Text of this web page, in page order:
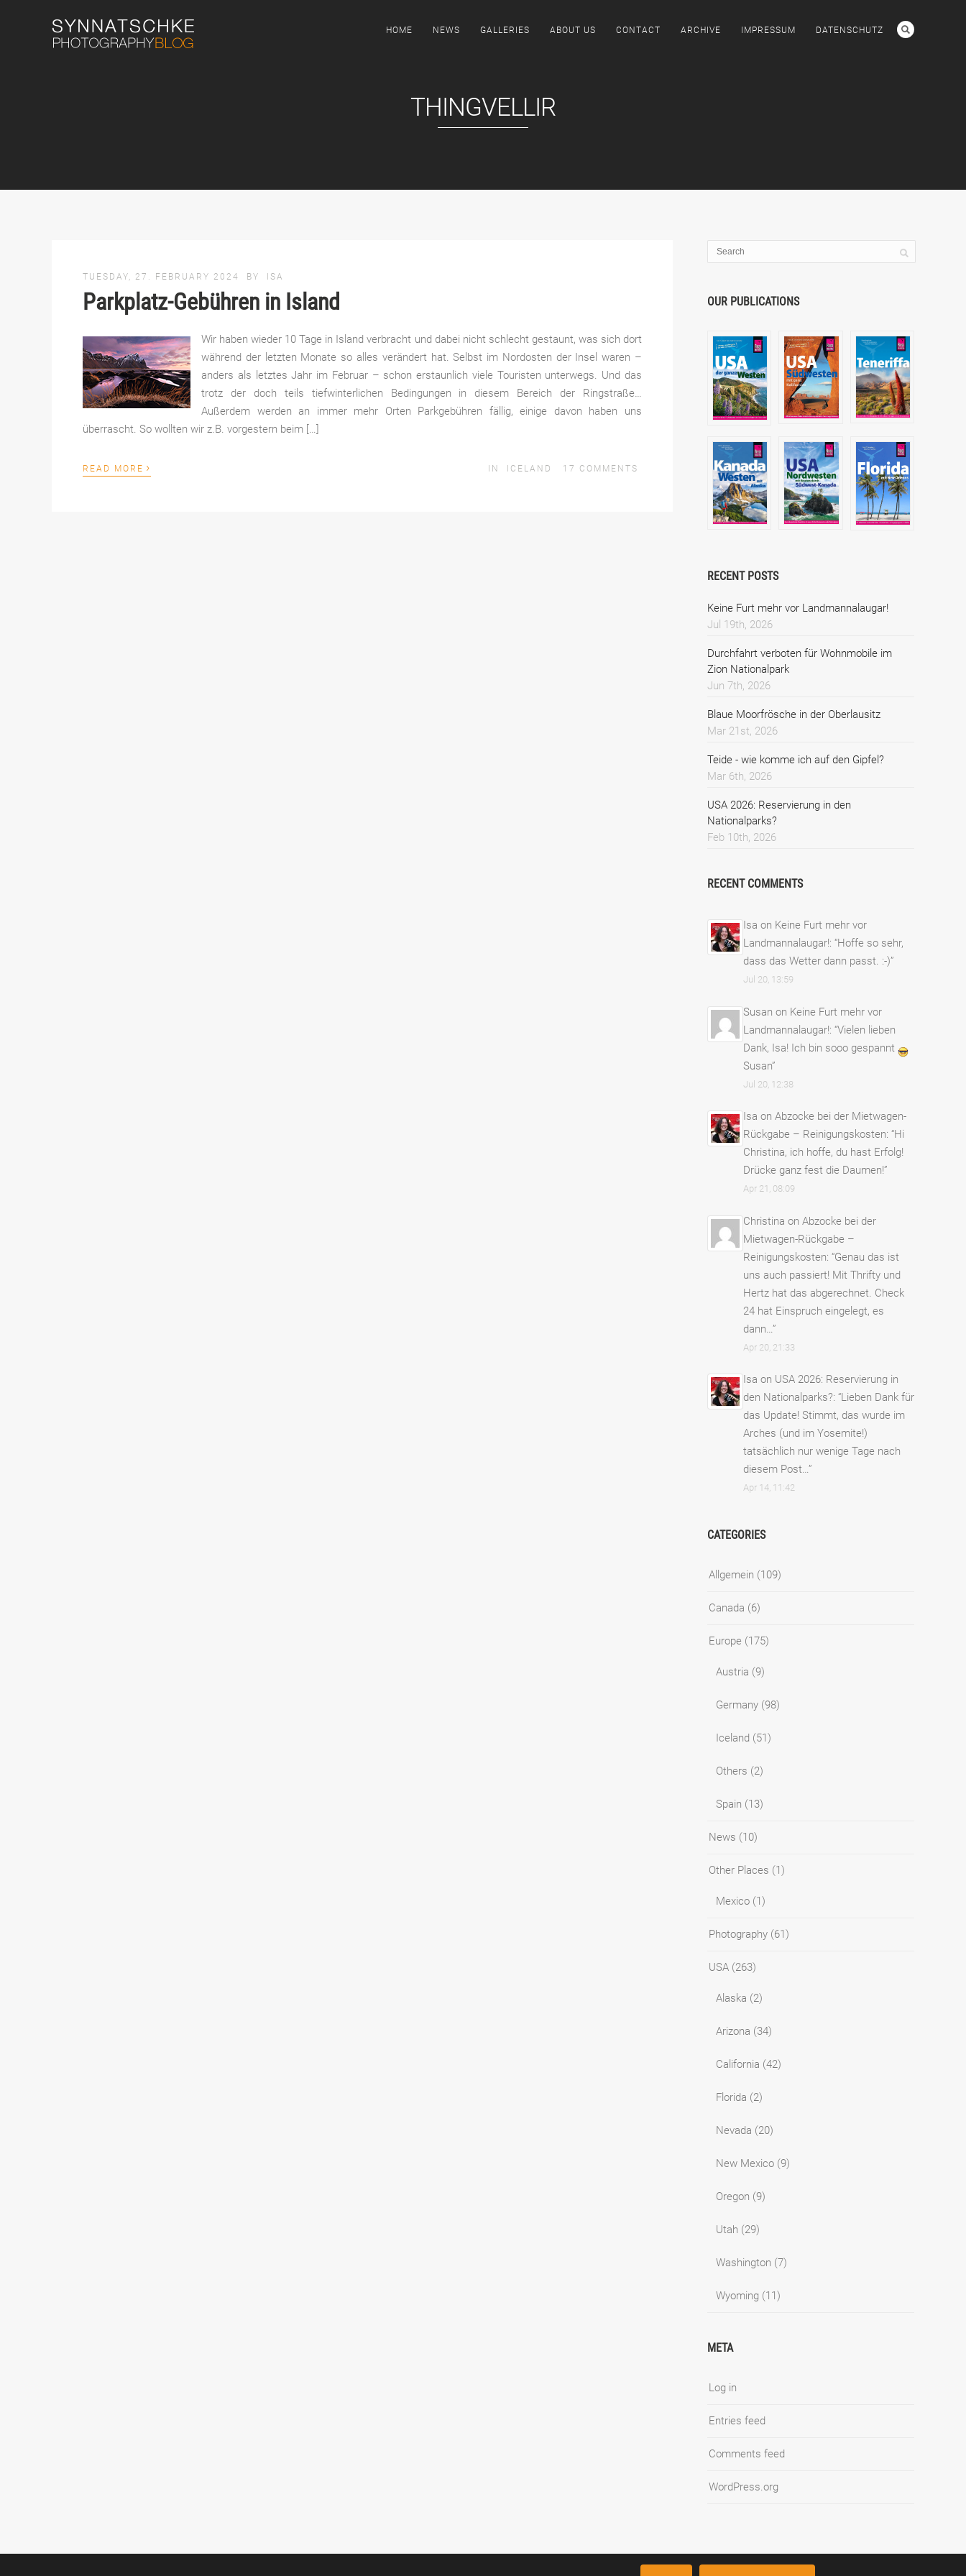
HOME NEWS GALLERIES ABOUT US CONTACT ARCHIVE IMPRESSUM DATENSCHUTZ
THINGVELLIR
TUESDAY, 27. FEBRUARY 2024 BY ISA
Parkplatz-Gebühren in Island
Wir haben wieder 10 Tage in Island verbracht und dabei nicht schlecht gestaunt, was sich dort
während der letzten Monate so alles verändert hat. Selbst im Nordosten der Insel waren –
anders als letztes Jahr im Februar – schon erstaunlich viele Touristen unterwegs. Und das
trotz der doch teils tiefwinterlichen Bedingungen in diesem Bereich der Ringstraße…
Außerdem werden an immer mehr Orten Parkgebühren fällig, einige davon haben uns
überrascht. So wollten wir z.B. vorgestern beim […]
READ MORE › IN ICELAND 17 COMMENTS
OUR PUBLICATIONS
RECENT POSTS
Keine Furt mehr vor Landmannalaugar!
Jul 19th, 2026
Durchfahrt verboten für Wohnmobile im
Zion Nationalpark
Jun 7th, 2026
Blaue Moorfrösche in der Oberlausitz
Mar 21st, 2026
Teide - wie komme ich auf den Gipfel?
Mar 6th, 2026
USA 2026: Reservierung in den
Nationalparks?
Feb 10th, 2026
RECENT COMMENTS
Isa on Keine Furt mehr vor
Landmannalaugar!: “Hoffe so sehr,
dass das Wetter dann passt. :-)”
Jul 20, 13:59
Susan on Keine Furt mehr vor
Landmannalaugar!: “Vielen lieben
Dank, Isa! Ich bin sooo gespannt
Susan”
Jul 20, 12:38
Isa on Abzocke bei der Mietwagen-
Rückgabe – Reinigungskosten: “Hi
Christina, ich hoffe, du hast Erfolg!
Drücke ganz fest die Daumen!”
Apr 21, 08:09
Christina on Abzocke bei der
Mietwagen-Rückgabe –
Reinigungskosten: “Genau das ist
uns auch passiert! Mit Thrifty und
Hertz hat das abgerechnet. Check
24 hat Einspruch eingelegt, es
dann… ”
Apr 20, 21:33
Isa on USA 2026: Reservierung in
den Nationalparks?: “Lieben Dank für
das Update! Stimmt, das wurde im
Arches (und im Yosemite!)
tatsächlich nur wenige Tage nach
diesem Post…”
Apr 14, 11:42
CATEGORIES
Allgemein (109)
Canada (6)
Europe (175)
Austria (9)
Germany (98)
Iceland (51)
Others (2)
Spain (13)
News (10)
Other Places (1)
Mexico (1)
Photography (61)
USA (263)
Alaska (2)
Arizona (34)
California (42)
Florida (2)
Nevada (20)
New Mexico (9)
Oregon (9)
Utah (29)
Washington (7)
Wyoming (11)
META
Log in
Entries feed
Comments feed
WordPress.org